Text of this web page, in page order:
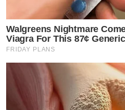
Walgreens Nightmare
Viagra For This 87¢
FRIDAY PLANS